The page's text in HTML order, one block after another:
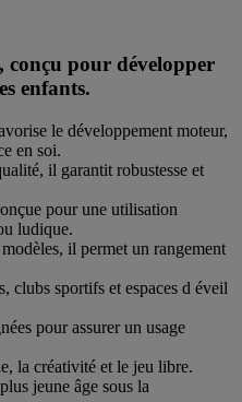
conçu pour développer
enfants.
le développement moteur,
en soi.
il garantit robustesse et
pour une utilisation
ludique.
il permet un rangement
clubs sportifs et espaces d éveil
pour assurer un usage
la créativité et le jeu libre.
jeune âge sous la